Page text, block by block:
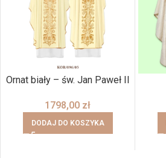
Ornat biały – św. Jan Paweł II
1798,00 zł
DODAJ DO KOSZYKA